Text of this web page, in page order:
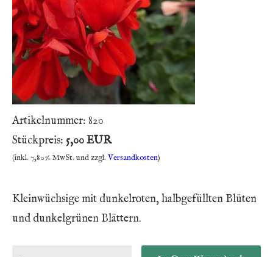
Artikelnummer: 820
Stückpreis: 5,00 EUR
(inkl. 7,80% MwSt. und zzgl.Versandkosten)
Kleinwüchsige mit dunkelroten, halbgefüllten Blüten
und dunkelgrünen Blättern.